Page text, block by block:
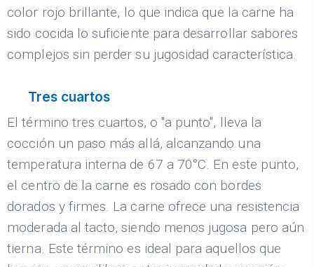
color rojo brillante, lo que indica que la carne ha
sido cocida lo suficiente para desarrollar sabores
complejos sin perder su jugosidad característica.
Tres cuartos
El término tres cuartos, o "a punto", lleva la
cocción un paso más allá, alcanzando una
temperatura interna de 67 a 70°C. En este punto,
el centro de la carne es rosado con bordes
dorados y firmes. La carne ofrece una resistencia
moderada al tacto, siendo menos jugosa pero aún
tierna. Este término es ideal para aquellos que